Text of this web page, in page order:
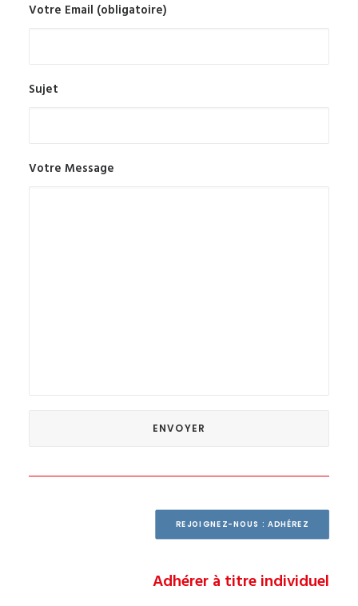
Votre Email (obligatoire)
Sujet
Votre Message
REJOIGNEZ-NOUS : ADHÉREZ
Adhérer à titre individuel